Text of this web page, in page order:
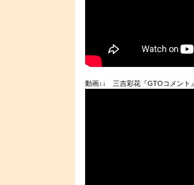
動画↓↓ 三吉彩花『GTOコメント』